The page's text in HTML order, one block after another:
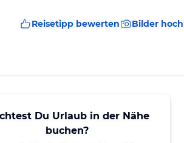
Reisetipp bewerten Bilder
Du Urlaub in der Nähe
buchen?